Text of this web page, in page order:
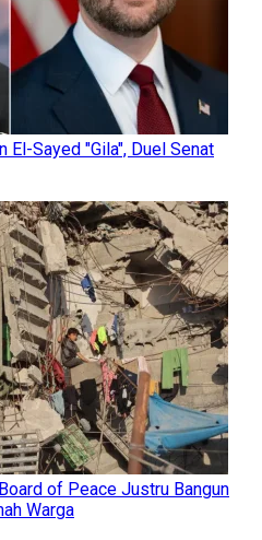
El-Sayed "Gila", Duel Senat
of Peace Justru Bangun
Warga